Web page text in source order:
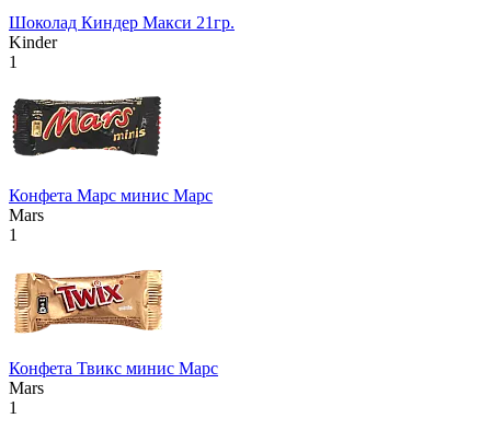
Шоколад Киндер Макси 21гр.
Kinder
1
Конфета Марс минис Марс
Mars
1
Конфета Твикс минис Марс
Mars
1